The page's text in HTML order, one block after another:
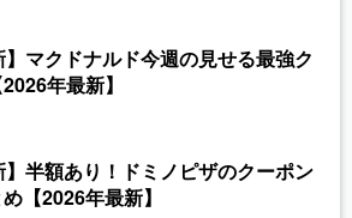
】マクドナルド今週の見せる最強ク
年最新】
】半額あり！ドミノピザのクーポン
【2026年最新】